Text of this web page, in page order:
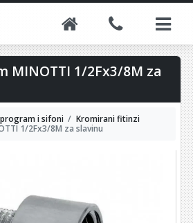
MINOTTI 1/2Fx3/8M za
i sifoni
Kromirani fitinzi
1/2Fx3/8M za slavinu